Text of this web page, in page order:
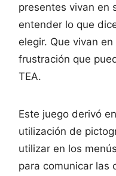
presentes vivan en
entender lo que
elegir. Que vivan
frustración que
TEA.
Este juego derivó
utilización de
utilizar en los
para comunicar las